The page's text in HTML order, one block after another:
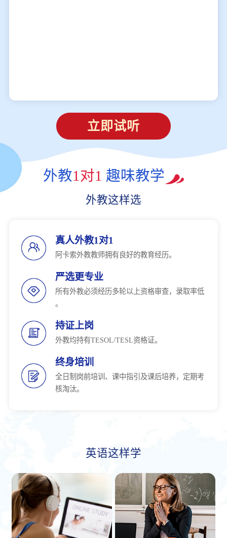
立即试听
外教1对1 趣味教学
外教这样选
真人外教1对1
阿卡索外教教师拥有良好的教育经历。
严选更专业
所有外教必须经历多轮以上资格审查，录取率低
。
持证上岗
外教均持有TESOL/TESL资格证。
终身培训
全日制岗前培训、课中指引及课后培养，定期考
核淘汰。
英语这样学